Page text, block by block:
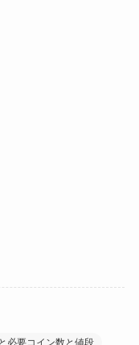
必要コイン数と値段